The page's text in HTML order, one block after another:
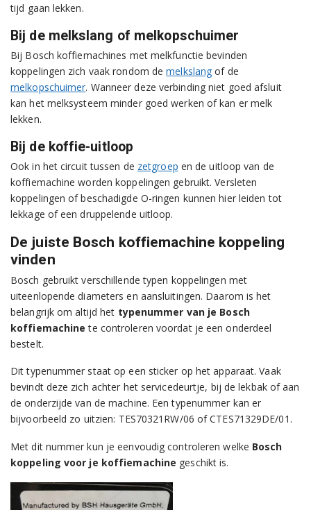
tijd gaan lekken.
Bij de melkslang of melkopschuimer
Bij Bosch koffiemachines met melkfunctie bevinden
koppelingen zich vaak rondom demelkslang of de
melkopschuimer. Wanneer deze verbinding niet goed afsluit
kan het melksysteem minder goed werken of kan er melk
lekken.
Bij de koffie-uitloop
Ook in het circuit tussen de zetgroep en de uitloop van de
koffiemachine worden koppelingen gebruikt. Versleten
koppelingen of beschadigde O-ringen kunnen hier leiden tot
lekkage of een druppelende uitloop.
De juiste Bosch koffiemachine koppeling
vinden
Bosch gebruikt verschillende typen koppelingen met
uiteenlopende diameters en aansluitingen. Daarom is het
belangrijk om altijd het typenummer van je Bosch
koffiemachine te controleren voordat je een onderdeel
bestelt.
Dit typenummer staat op een sticker op het apparaat. Vaak
bevindt deze zich achter het servicedeurtje, bij de lekbak of aan
de onderzijde van de machine. Een typenummer kan er
bijvoorbeeld zo uitzien: TES70321RW/06 of CTES71329DE/01.
Met dit nummer kun je eenvoudig controleren welke Bosch
koppeling voor je koffiemachine geschikt is.